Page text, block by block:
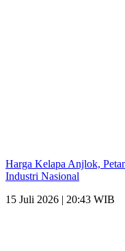
Harga Kelapa Anjlok,
Industri Nasional
15 Juli 2026 | 20:43 WIB